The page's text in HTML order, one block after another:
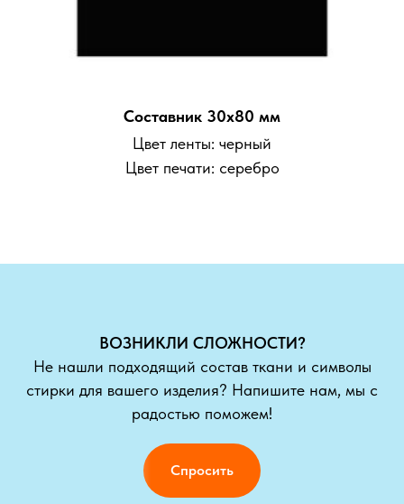
Составник 30х80 мм
Цвет ленты: черный
Цвет печати: серебро
ВОЗНИКЛИ СЛОЖНОСТИ?
Не нашли подходящий состав ткани и символы
стирки для вашего изделия? Напишите нам, мы с
радостью поможем!
Спросить